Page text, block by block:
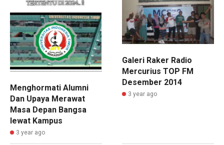
Menghormati Alumni
Dan Upaya Merawat
Masa Depan Bangsa
lewat Kampus
3 year ago
Galeri Raker Radio
Mercurius TOP FM
Desember 2014
3 year ago